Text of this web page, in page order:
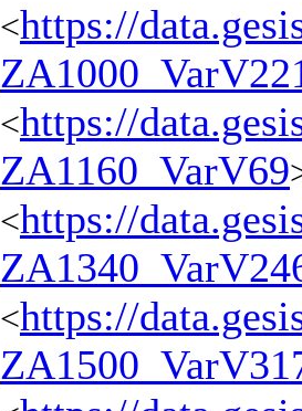
<https://
<https://
ZA1160_VarV69
<https://
<https://